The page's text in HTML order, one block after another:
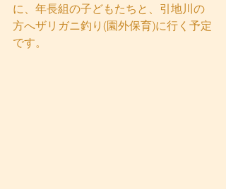
に、年長組の子どもたちと、引地川の
方へザリガニ釣り(園外保育)に行く予定
です。